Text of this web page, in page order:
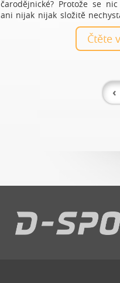
čarodějnické? Protože se
ani nijak nijak složitě
Čtěte
‹